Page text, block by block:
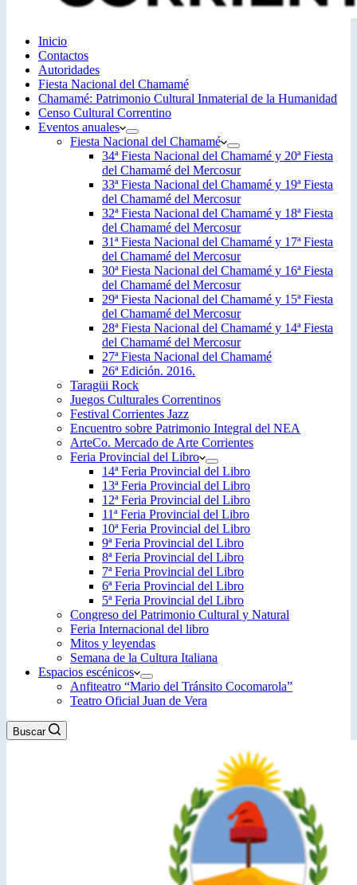
Inicio
Contactos
Autoridades
Fiesta Nacional del Chamamé
Chamamé: Patrimonio Cultural Inmaterial de la Humanidad
Censo Cultural Correntino
Eventos anuales
Fiesta Nacional del Chamamé
34ª Fiesta Nacional del Chamamé y 20ª Fiesta
del Chamamé del Mercosur
33ª Fiesta Nacional del Chamamé y 19ª Fiesta
del Chamamé del Mercosur
32ª Fiesta Nacional del Chamamé y 18ª Fiesta
del Chamamé del Mercosur
31ª Fiesta Nacional del Chamamé y 17ª Fiesta
del Chamamé del Mercosur
30ª Fiesta Nacional del Chamamé y 16ª Fiesta
del Chamamé del Mercosur
29ª Fiesta Nacional del Chamamé y 15ª Fiesta
del Chamamé del Mercosur
28ª Fiesta Nacional del Chamamé y 14ª Fiesta
del Chamamé del Mercosur
27ª Fiesta Nacional del Chamamé
26ª Edición. 2016.
Taragüi Rock
Juegos Culturales Correntinos
Festival Corrientes Jazz
Encuentro sobre Patrimonio Integral del NEA
ArteCo. Mercado de Arte Corrientes
Feria Provincial del Libro
14ª Feria Provincial del Libro
13ª Feria Provincial del Libro
12ª Feria Provincial del Libro
11ª Feria Provincial del Libro
10ª Feria Provincial del Libro
9ª Feria Provincial del Libro
8ª Feria Provincial del Libro
7ª Feria Provincial del Libro
6ª Feria Provincial del Libro
5ª Feria Provincial del Libro
Congreso del Patrimonio Cultural y Natural
Feria Internacional del libro
Mitos y leyendas
Semana de la Cultura Italiana
Espacios escénicos
Anfiteatro “Mario del Tránsito Cocomarola”
Teatro Oficial Juan de Vera
Buscar